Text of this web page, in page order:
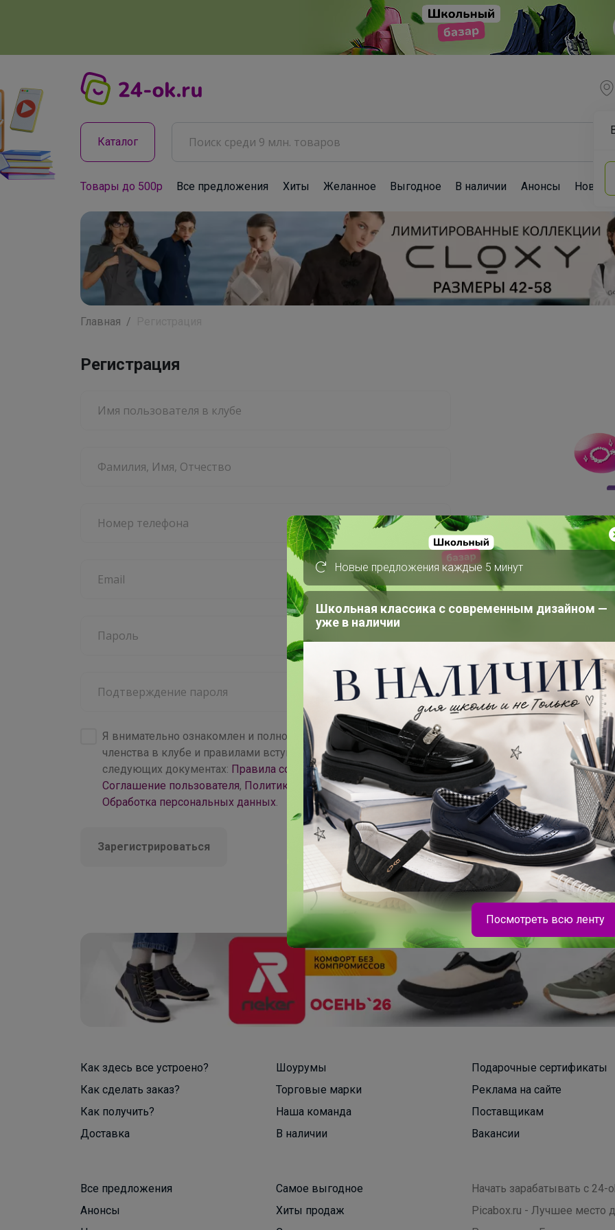
Каталог
Товары до 500р Все предложения Хиты Желанное Выгодное В наличии Анонсы Новости
Главная
Регистрация
Я внимательно ознакомлен и полностью согласен с условиями
членства в клубе и правилами вступления, изложенными в
следующих документах: Правила совместных закупок,
Соглашение пользователя, Политика конфиденциальности
Обработка персональных данных.
Зарегистрироваться
брендов
200+
Как здесь все устроено?
Как сделать заказ?
Как получить?
Доставка
Шоурумы
Торговые марки
Наша команда
В наличии
Подарочные сертификаты
Реклама на сайте
Поставщикам
Вакансии
Все предложения
Анонсы
Самое выгодное
Хиты продаж
Начать зарабатывать с 24-
Picabox.ru - Лучшее место
Новые предложения каждые 5 минут
Школьная классика с современным дизайном —
уже в наличии
Леныра
Очень стильная школьная форма в стиле Old
Посмотреть всю ленту